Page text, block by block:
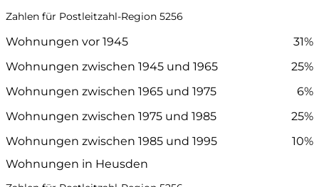
Zahlen für Postleitzahl-Region 5256
Wohnungen vor 1945
31%
Wohnungen zwischen 1945 und 1965
25%
Wohnungen zwischen 1965 und 1975
6%
Wohnungen zwischen 1975 und 1985
25%
Wohnungen zwischen 1985 und 1995
10%
Wohnungen in Heusden